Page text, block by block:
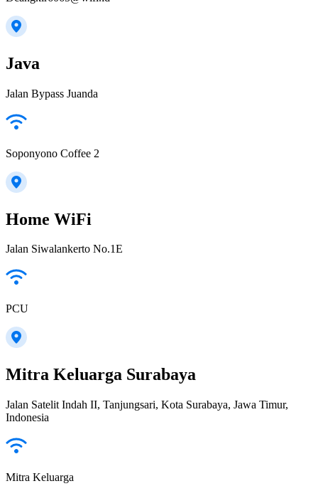
Java
Jalan Bypass Juanda
Soponyono Coffee 2
Home WiFi
Jalan Siwalankerto No.1E
PCU
Mitra Keluarga Surabaya
Jalan Satelit Indah II, Tanjungsari, Kota Surabaya, Jawa Timur,
Indonesia
Mitra Keluarga